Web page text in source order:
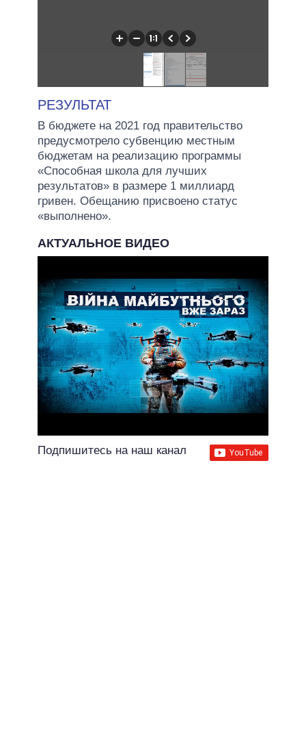
РЕЗУЛЬТАТ
В бюджете на 2021 год правительство
предусмотрело субвенцию местным
бюджетам на реализацию программы
«Способная школа для лучших
результатов» в размере 1 миллиард
гривен. Обещанию присвоено статус
«выполнено».
АКТУАЛЬНОЕ ВИДЕО
Подпишитесь на наш канал